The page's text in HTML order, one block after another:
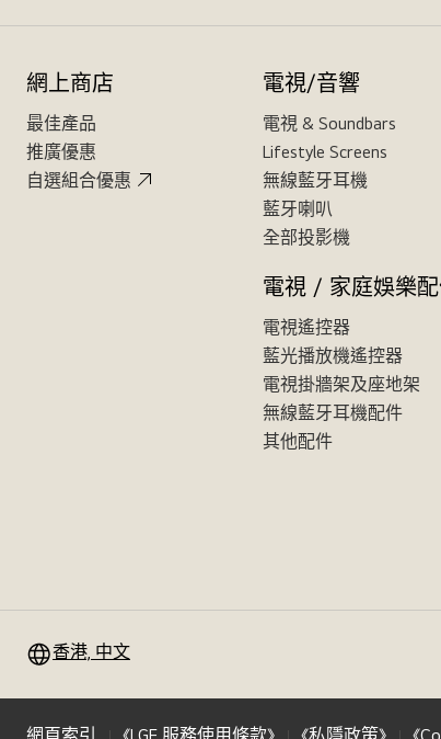
網上商店
最佳產品
推廣優惠
自選組合優惠
電視/音響
電視 & Soundbars
Lifestyle Screens
無線藍牙耳機
藍牙喇叭
全部投影機
電視 / 家庭娛樂
電視遙控器
藍光播放機遙控器
電視掛牆架及座地架
無線藍牙耳機配件
其他配件
香港, 中文